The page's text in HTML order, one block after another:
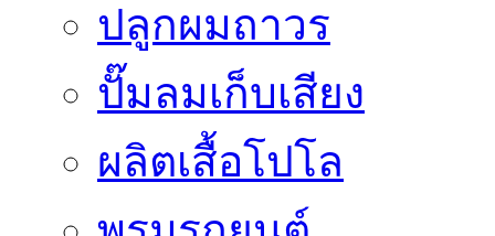
ปลูกผมถาวร
ปั๊มลมเก็บเสียง
ผลิตเสื้อโปโล